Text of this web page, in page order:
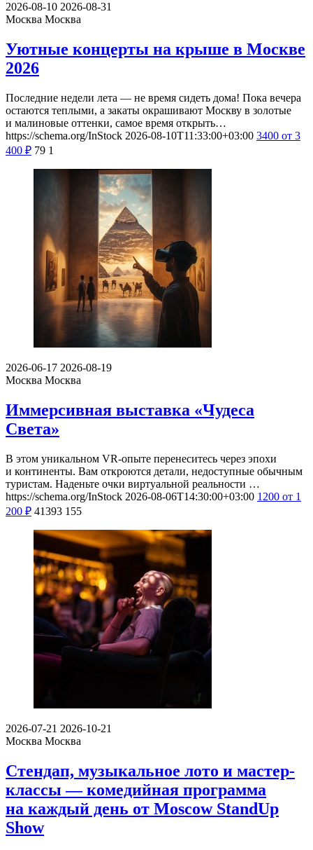
2026-08-10 2026-08-31
Москва Москва
Уютные концерты на крыше в Москве
2026
Последние недели лета — не время сидеть дома! Пока вечера
остаются теплыми, а закаты окрашивают Москву в золотые
и малиновые оттенки, самое время открыть…
https://schema.org/InStock 2026-08-10T11:33:00+03:00 3400 от 3
400 ₽ 79 1
2026-06-17 2026-08-19
Москва Москва
Иммерсивная выставка «Чудеса
Света»
В этом уникальном VR-опыте перенеситесь через эпохи
и континенты. Вам откроются детали, недоступные обычным
туристам. Наденьте очки виртуальной реальности …
https://schema.org/InStock 2026-08-06T14:30:00+03:00 1200 от 1
200 ₽ 41393 155
2026-07-21 2026-10-21
Москва Москва
Стендап, музыкальное лото и мастер-
классы — комедийная программа
на каждый день от Moscow StandUp
Show